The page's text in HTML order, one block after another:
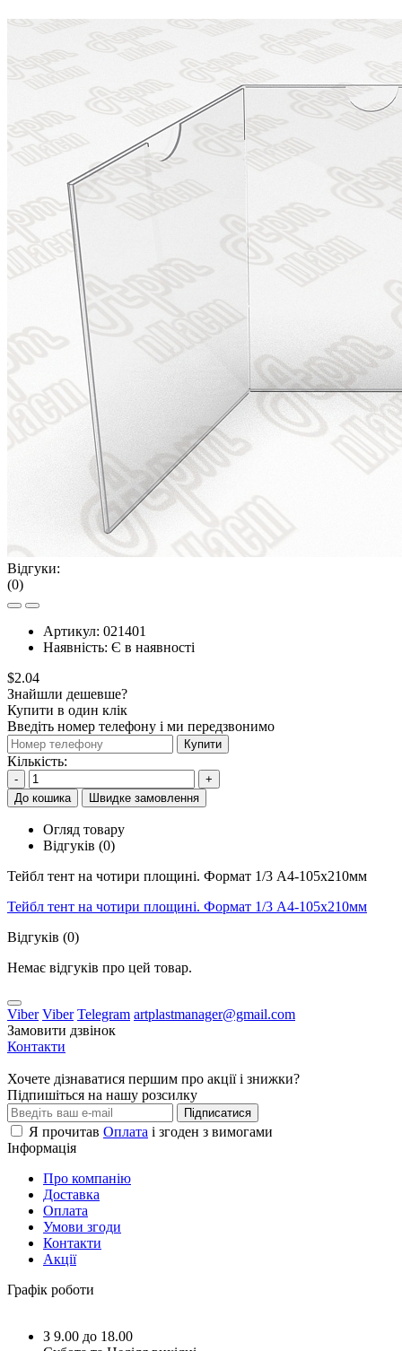
Відгуки:
(0)
Артикул: 021401
Наявність: Є в наявності
$2.04
Знайшли дешевше?
Купити в один клік
Введіть номер телефону і ми передзвонимо
Купити
Кількість:
-
+
До кошика
Швидке замовлення
Огляд товару
Відгуків (0)
Тейбл тент на чотири площині. Формат 1/3 А4-105x210мм
Тейбл тент на чотири площині. Формат 1/3 А4-105x210мм
Відгуків (0)
Немає відгуків про цей товар.
Viber Viber Telegram artplastmanager@gmail.com
Замовити дзвінок
Контакти
Хочете дізнаватися першим про акції і знижки?
Підпишіться на нашу розсилку
Підписатися
Я прочитав Оплата і згоден з вимогами
Інформація
Про компанію
Доставка
Оплата
Умови згоди
Контакти
Акції
Графік роботи
З 9.00 до 18.00